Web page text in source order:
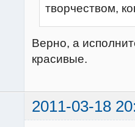
творчеством,
Верно, а
красивые.
2011-03-18